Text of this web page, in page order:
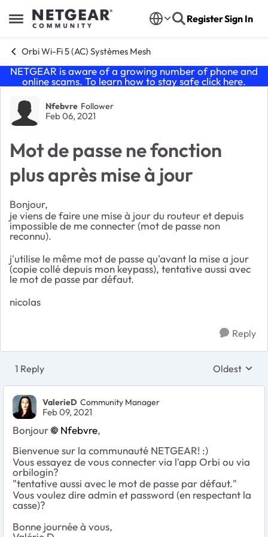
Open Side Menu
Skip to content RegisterSign In
Orbi Wi-Fi 5 (AC) Systèmes Mesh
NETGEAR is aware of a growing number of phone and
online scams. To learn how to stay safe click here.
Forum Discussion
Nfebvre Follower
Feb 06, 2021
Mot de passe ne fonction
plus après mise à jour
Bonjour,
je viens de faire une mise à jour du routeur et depuis
impossible de me connecter (mot de passe non
reconnu).
j'utilise le même mot de passe qu'avant la mise a jour
(copie collé depuis mon keypass), tentative aussi avec
le mot de passe par défaut.
nicolas
Reply
1 Reply Replies
Oldest
ValerieD Community Manager
Feb 09, 2021
Bonjour Nfebvre,
Bienvenue sur la communauté NETGEAR! :)
Vous essayez de vous connecter via l'app Orbi ou via
orbilogin?
"tentative aussi avec le mot de passe par défaut."
Vous voulez dire admin et password (en respectant la
casse)?
Bonne journée à vous,